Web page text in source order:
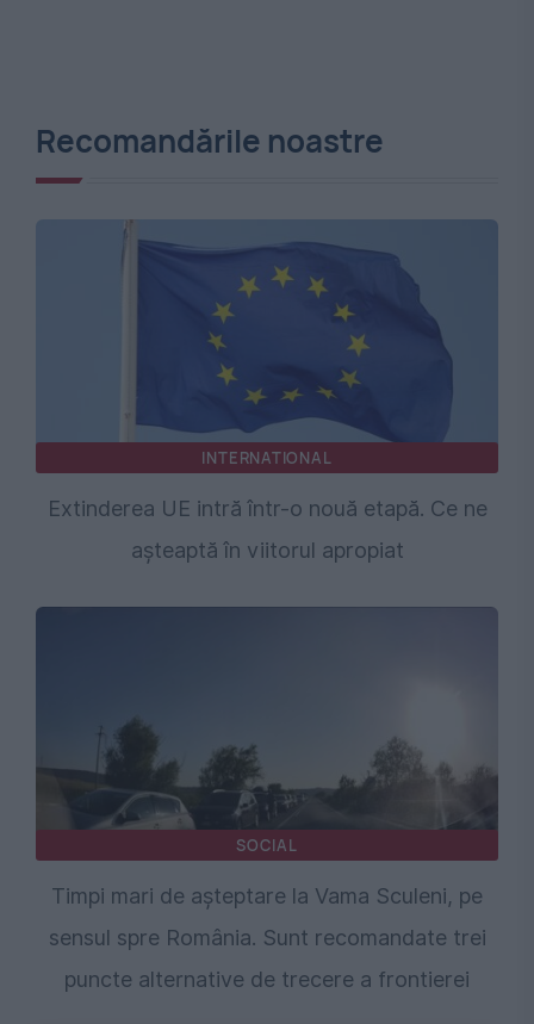
Recomandările noastre
INTERNATIONAL
Extinderea UE intră într-o nouă etapă. Ce ne
așteaptă în viitorul apropiat
SOCIAL
Timpi mari de așteptare la Vama Sculeni, pe
sensul spre România. Sunt recomandate trei
puncte alternative de trecere a frontierei